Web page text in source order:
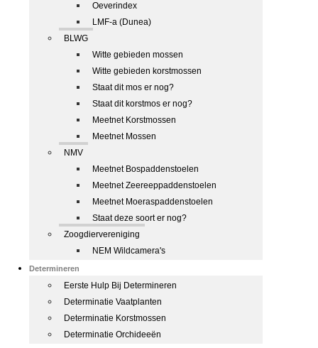
Oeverindex
LMF-a (Dunea)
BLWG
Witte gebieden mossen
Witte gebieden korstmossen
Staat dit mos er nog?
Staat dit korstmos er nog?
Meetnet Korstmossen
Meetnet Mossen
NMV
Meetnet Bospaddenstoelen
Meetnet Zeereeppaddenstoelen
Meetnet Moeraspaddenstoelen
Staat deze soort er nog?
Zoogdiervereniging
NEM Wildcamera's
Determineren
Eerste Hulp Bij Determineren
Determinatie Vaatplanten
Determinatie Korstmossen
Determinatie Orchideeën